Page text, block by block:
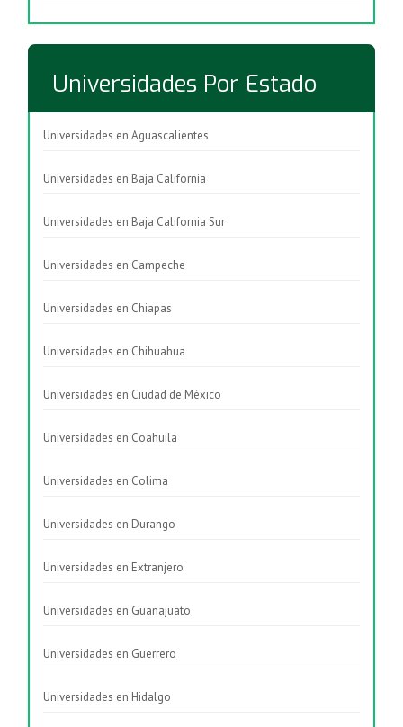
Universidades Por Estado
Universidades en Aguascalientes
Universidades en Baja California
Universidades en Baja California Sur
Universidades en Campeche
Universidades en Chiapas
Universidades en Chihuahua
Universidades en Ciudad de México
Universidades en Coahuila
Universidades en Colima
Universidades en Durango
Universidades en Extranjero
Universidades en Guanajuato
Universidades en Guerrero
Universidades en Hidalgo